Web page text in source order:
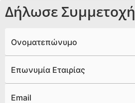
Δήλωσε Συμμετοχή
Ονοματεπώνυμο
Επωνυμία Εταιρίας
Email